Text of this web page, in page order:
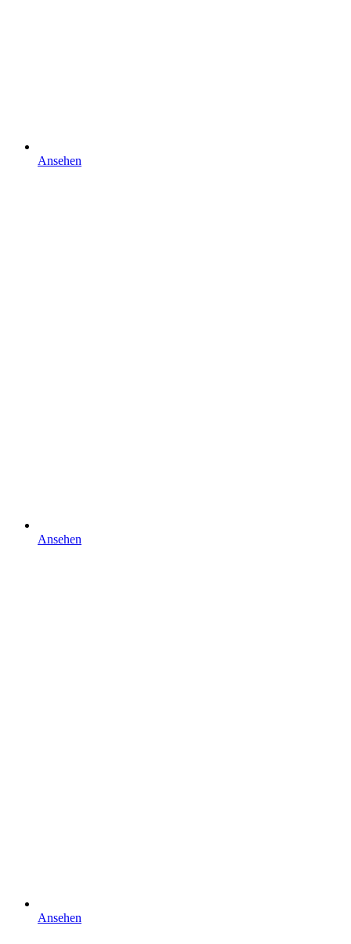
Ansehen
Ansehen
Ansehen